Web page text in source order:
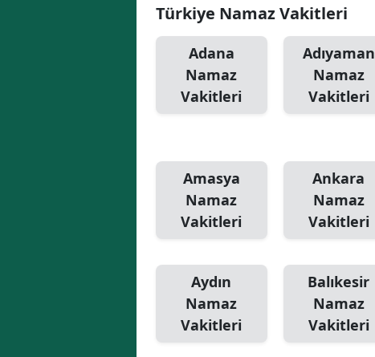
Türkiye Namaz Vakitleri
Adana
Namaz
Vakitleri
Adıyaman
Namaz
Vakitleri
Amasya
Namaz
Vakitleri
Ankara
Namaz
Vakitleri
Aydın
Namaz
Vakitleri
Balıkesir
Namaz
Vakitleri